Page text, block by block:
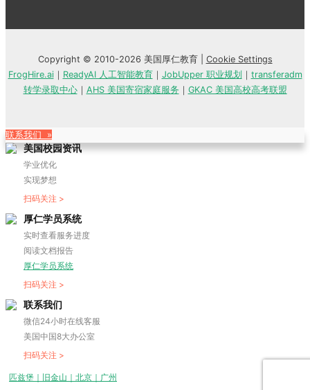
Copyright © 2010-2026 美国厚仁教育 | Cookie Settings
FrogHire.ai｜ ReadyAI 人工智能教育｜ JobUpper 职业规划 ｜ transferadm
转学录取中心｜ AHS 美国寄宿家庭服务 ｜ GKAC 美国高校高考联盟
联系我们 »
美国校园资讯
学业优化
实现梦想
扫码关注 >
厚仁学员系统
实时查看服务进度
阅读文档报告
厚仁学员系统
扫码关注 >
联系我们
微信24小时在线客服
美国中国8大办公室
扫码关注 >
匹兹堡｜旧金山｜北京｜广州